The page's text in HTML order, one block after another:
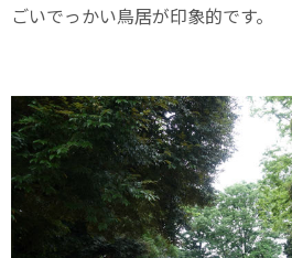
ごいでっかい鳥居が印象的です。